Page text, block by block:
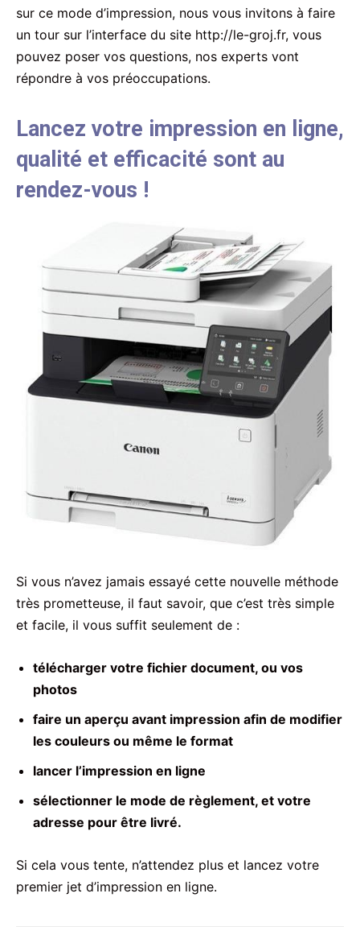
sur ce mode d’impression, nous vous invitons à faire
un tour sur l’interface du site http://le-groj.fr, vous
pouvez poser vos questions, nos experts vont
répondre à vos préoccupations.
Lancez votre impression en ligne,
qualité et efficacité sont au
rendez-vous !
Si vous n’avez jamais essayé cette nouvelle méthode
très prometteuse, il faut savoir, que c’est très simple
et facile, il vous suffit seulement de :
télécharger votre fichier document, ou vos
photos
faire un aperçu avant impression afin de modifier
les couleurs ou même le format
lancer l’impression en ligne
sélectionner le mode de règlement, et votre
adresse pour être livré.
Si cela vous tente, n’attendez plus et lancez votre
premier jet d’impression en ligne.